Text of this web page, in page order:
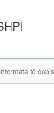
Informata të